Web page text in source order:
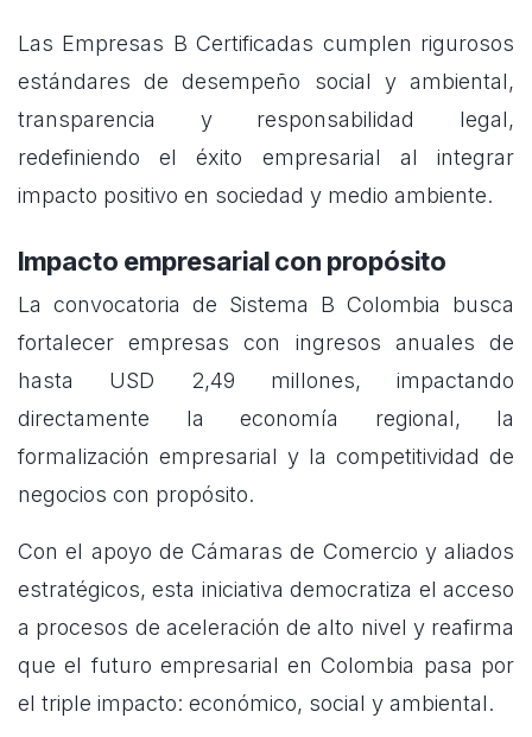
Las Empresas B Certificadas cumplen rigurosos
estándares de desempeño social y ambiental,
transparencia y responsabilidad legal,
redefiniendo el éxito empresarial al integrar
impacto positivo en sociedad y medio ambiente.
Impacto empresarial con propósito
La convocatoria de Sistema B Colombia busca
fortalecer empresas con ingresos anuales de
hasta USD 2,49 millones, impactando
directamente la economía regional, la
formalización empresarial y la competitividad de
negocios con propósito.
Con el apoyo de Cámaras de Comercio y aliados
estratégicos, esta iniciativa democratiza el acceso
a procesos de aceleración de alto nivel y reafirma
que el futuro empresarial en Colombia pasa por
el triple impacto: económico, social y ambiental.